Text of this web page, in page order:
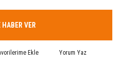
HABER VER
Yorum Yaz